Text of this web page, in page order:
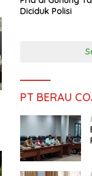
Diciduk Polisi
PT BERAU